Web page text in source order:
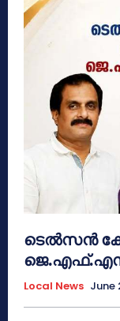
ടെൽസൻ
Local News June